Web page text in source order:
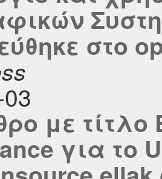
στο
με τίτλο
για το